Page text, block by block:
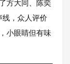
方大同、陈奕
，众人评价
小眼睛但有味